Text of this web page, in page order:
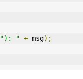
"): " + msg);